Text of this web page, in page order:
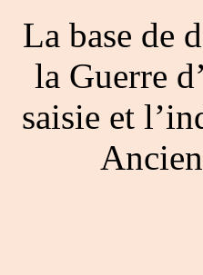
La base de
la Guerre
saisie et